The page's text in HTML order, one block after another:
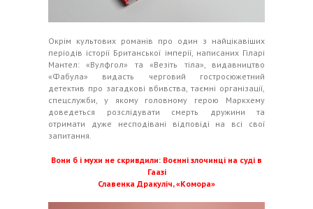
Окрім культових романів про один з найцікавіших
періодів історії Британської імперії, написаних Гіларі
Мантел: «Вулфгол» та «Везіть тіла», видавництво
«Фабула» видасть черговий гостросюжетний
детектив про загадкові вбивства, таємні організації,
спецслужби, у якому головному герою Маркхему
доведеться розслідувати смерть дружини та
отримати дуже несподівані відповіді на всі свої
запитання.
Вони б і мухи не скривдили: Воєнні злочинці на суді в
Гаазі
Славенка Дракуліч, «Комора»